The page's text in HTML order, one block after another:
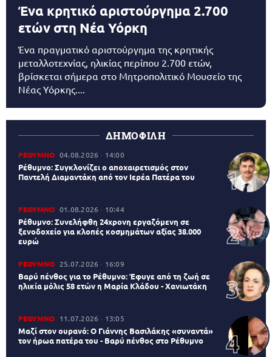
Ένα κρητικό αριστούργημα 2.700
ετών στη Νέα Υόρκη
Ένα πραγματικό αριστούργημα της κρητικής
μεταλλοτεχνίας, ηλικίας περίπου 2.700 ετών,
βρίσκεται σήμερα στο Μητροπολιτικό Μουσείο της
Νέας Υόρκης....
ΔΗΜΟΦΙΛΗ
ΡΕΘΥΜΝΟ 04.08.2026 14:00
Ρέθυμνο: Συγκλονίζει ο αποχαιρετισμός στον
Παντελή Διαμαντάκη από τον Ιερέα Πατέρα του
ΡΕΘΥΜΝΟ 01.08.2026 10:44
Ρέθυμνο: Συνελήφθη 24χρονη εργαζόμενη σε
ξενοδοχείο για κλοπές κοσμημάτων αξίας 38.000
ευρώ
ΡΕΘΥΜΝΟ 25.07.2026 16:09
Βαρύ πένθος για το Ρέθυμνο: Έφυγε από τη ζωή σε
ηλικία μόλις 58 ετών η Μαρία Κλάδου - Χανιωτάκη
ΡΕΘΥΜΝΟ 11.07.2026 13:05
Μαζί στον ουρανό: Ο Γιάννης Βασιλάκης «συναντά»
τον ήρωα πατέρα του - Βαρύ πένθος στο Ρέθυμνο